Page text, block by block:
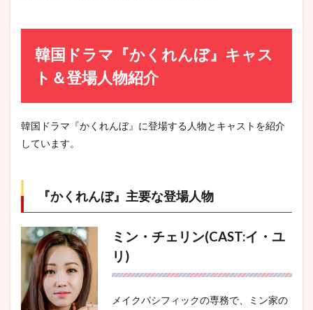
韓国ドラマ『かくれんぼ』キャス
ト＆登場人物紹介
韓国ドラマ『かくれんぼ』に登場する人物とキャストを紹介
しています。
『かくれんぼ』主要な登場人物
ミン・チェリン(CAST:イ・ユ
リ)
メイクパシフィックの専務で、ミン家の